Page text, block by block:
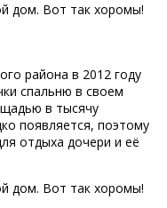
района в 2012 году
спальню в своем
в тысячу
появляется, поэтому
отдыха дочери и её